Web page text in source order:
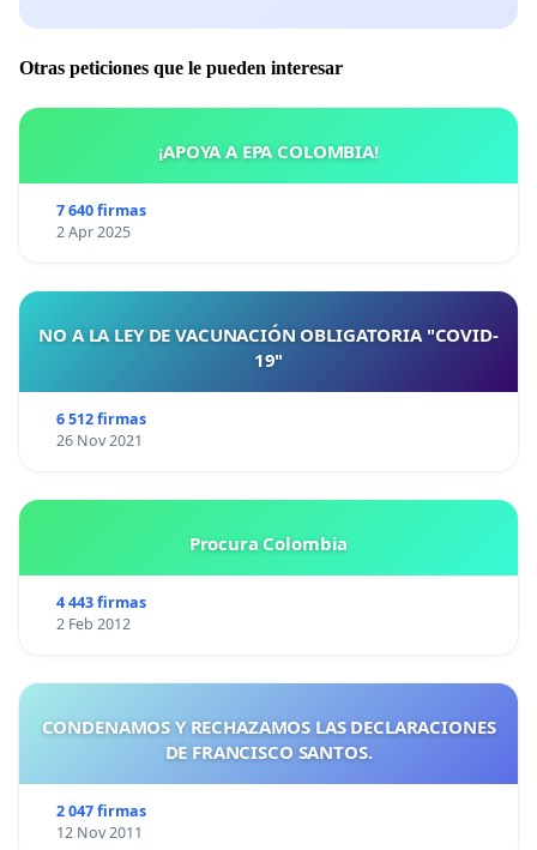
Otras peticiones que le pueden interesar
¡APOYA A EPA COLOMBIA!
7 640 firmas
2 Apr 2025
NO A LA LEY DE VACUNACIÓN OBLIGATORIA "COVID-
19"
6 512 firmas
26 Nov 2021
Procura Colombia
4 443 firmas
2 Feb 2012
CONDENAMOS Y RECHAZAMOS LAS DECLARACIONES
DE FRANCISCO SANTOS.
2 047 firmas
12 Nov 2011